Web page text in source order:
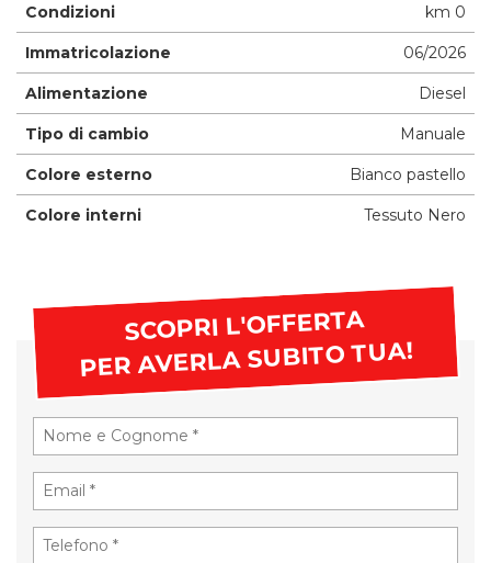
Condizioni km 0
Immatricolazione 06/2026
Alimentazione Diesel
Tipo di cambio Manuale
Colore esterno Bianco pastello
Colore interni Tessuto Nero
SCOPRI L'OFFERTA
PER AVERLA SUBITO TUA!